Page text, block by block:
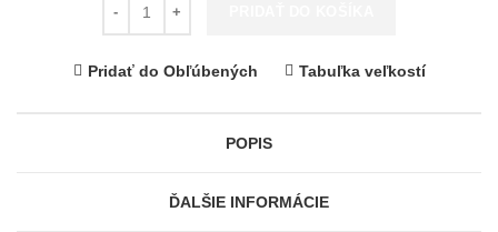
Pridať do Obľúbených Tabuľka veľkostí
POPIS
ĎALŠIE INFORMÁCIE